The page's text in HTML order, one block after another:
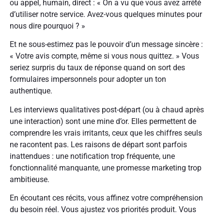
ou appel, humain, direct : « On a vu que vous avez arrêté
d’utiliser notre service. Avez-vous quelques minutes pour
nous dire pourquoi ? »
Et ne sous-estimez pas le pouvoir d’un message sincère :
« Votre avis compte, même si vous nous quittez. » Vous
seriez surpris du taux de réponse quand on sort des
formulaires impersonnels pour adopter un ton
authentique.
Les interviews qualitatives post-départ (ou à chaud après
une interaction) sont une mine d’or. Elles permettent de
comprendre les vrais irritants, ceux que les chiffres seuls
ne racontent pas. Les raisons de départ sont parfois
inattendues : une notification trop fréquente, une
fonctionnalité manquante, une promesse marketing trop
ambitieuse.
En écoutant ces récits, vous affinez votre compréhension
du besoin réel. Vous ajustez vos priorités produit. Vous